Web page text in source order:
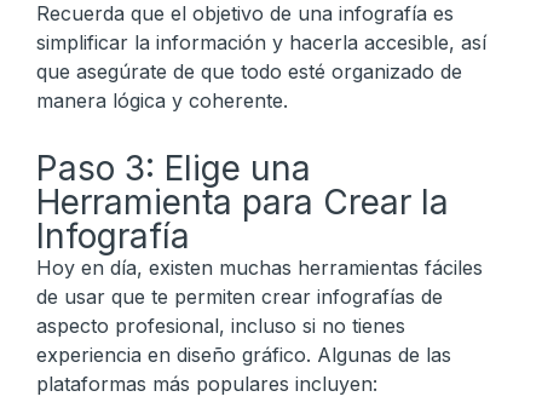
Recuerda que el objetivo de una infografía es
simplificar la información y hacerla accesible, así
que asegúrate de que todo esté organizado de
manera lógica y coherente.
Paso 3: Elige una
Herramienta para Crear la
Infografía
Hoy en día, existen muchas herramientas fáciles
de usar que te permiten crear infografías de
aspecto profesional, incluso si no tienes
experiencia en diseño gráfico. Algunas de las
plataformas más populares incluyen: